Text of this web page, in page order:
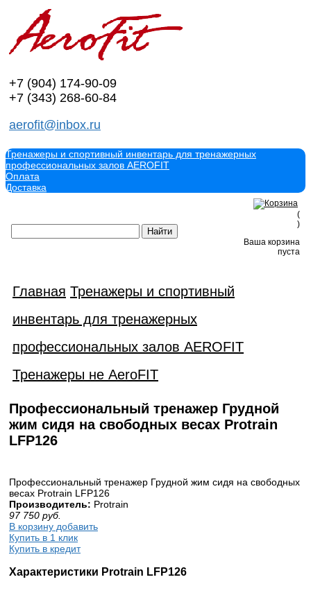
+7 (904) 174-90-09
+7 (343) 268-60-84
aerofit@inbox.ru
Тренажеры и спортивный инвентарь для тренажерных
профессиональных залов AEROFIT
Оплата
Доставка
(
)
Ваша корзина
пуста
Главная Тренажеры и спортивный
инвентарь для тренажерных
профессиональных залов AEROFIT
Тренажеры не AeroFIT
Профессиональный тренажер Грудной
жим сидя на свободных весах Protrain
LFP126
Профессиональный тренажер Грудной жим сидя на свободных
весах Protrain LFP126
Производитель: Protrain
97 750 руб.
В корзину добавить
Купить в 1 клик
Купить в кредит
Характеристики Protrain LFP126